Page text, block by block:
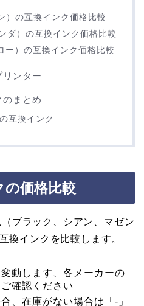
）の互換インク価格比較
ダ）の互換インク価格比較
ー）の互換インク価格比較
ンター
まとめ
互換インク
の価格比較
ブラック、シアン、マゼン
換インクを比較します。
動します、各メーカーの
確認ください
、在庫がない場合は「-」